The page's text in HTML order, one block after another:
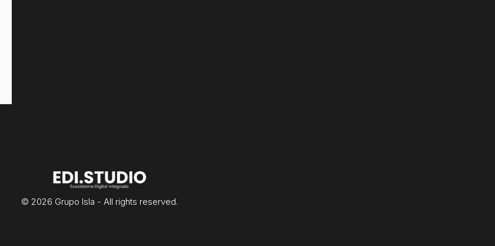
© 2026 Grupo Isla - All rights reserved.